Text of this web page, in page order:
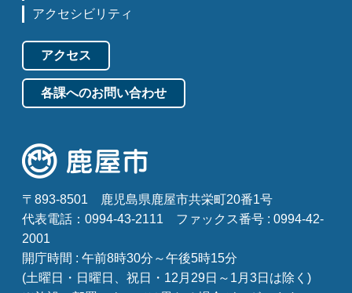
アクセシビリティ
アクセス
各課へのお問い合わせ
〒893-8501
鹿児島県鹿屋市共栄町20番1号
代表電話：0994-43-2111
ファックス番号 : 0994-42-
2001
開庁時間 : 午前8時30分～午後5時15分
(土曜日・日曜日、祝日・12月29日～1月3日は除く)